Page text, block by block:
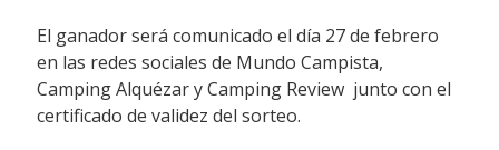
El ganador será comunicado el día 27 de febrero
en las redes sociales de Mundo Campista,
Camping Alquézar y Camping Review junto con el
certificado de validez del sorteo.